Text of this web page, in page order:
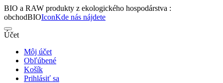
BIO a RAW produkty z ekologického hospodárstva :
obchodBIOIconKde nás nájdete
Účet
Môj účet
Obľúbené
Košík
Prihlásiť sa